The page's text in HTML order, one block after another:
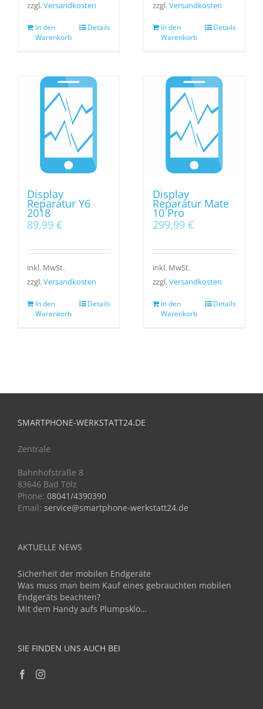
zzgl.Versandkosten
In den
Warenkorb
Details
zzgl.Versandkosten
In den
Warenkorb
Details
Display
Reparatur Y6
2018
89,99 €
inkl. MwSt.
zzgl.Versandkosten
In den
Warenkorb
Details
Display
Reparatur Mate
10 Pro
299,99 €
inkl. MwSt.
zzgl.Versandkosten
In den
Warenkorb
Details
SMARTPHONE-WERKSTATT24.DE
Zentrale
Bahnhofstraße 8
83646 Bad Tölz
Phone: 08041/4390390
Email: service@smartphone-werkstatt24.de
AKTUELLE NEWS
Sicherheit der mobilen Endgeräte
Was muss man beim Kauf eines gebrauchten mobilen
Endgeräts beachten?
Mit dem Handy aufs Plumpsklo…
SIE FINDEN UNS AUCH BEI